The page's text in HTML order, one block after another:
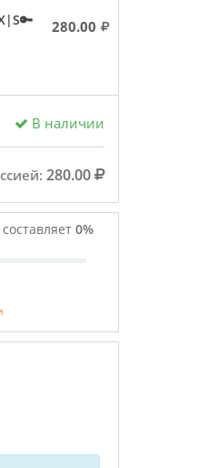
280.00
В наличии
280.00
0%